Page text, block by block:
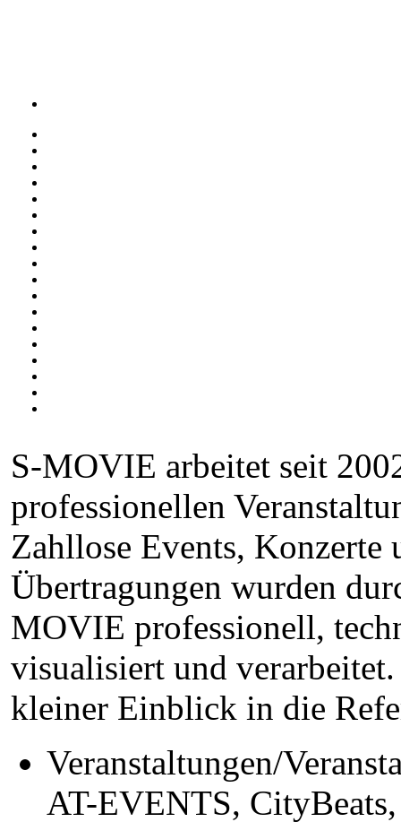
S-MOVIE arbeitet seit
professionellen
Zahllose Events,
Übertragungen wurden
MOVIE professionell,
visualisiert und
kleiner Einblick in die
Veranstaltungen/
AT-EVENTS,